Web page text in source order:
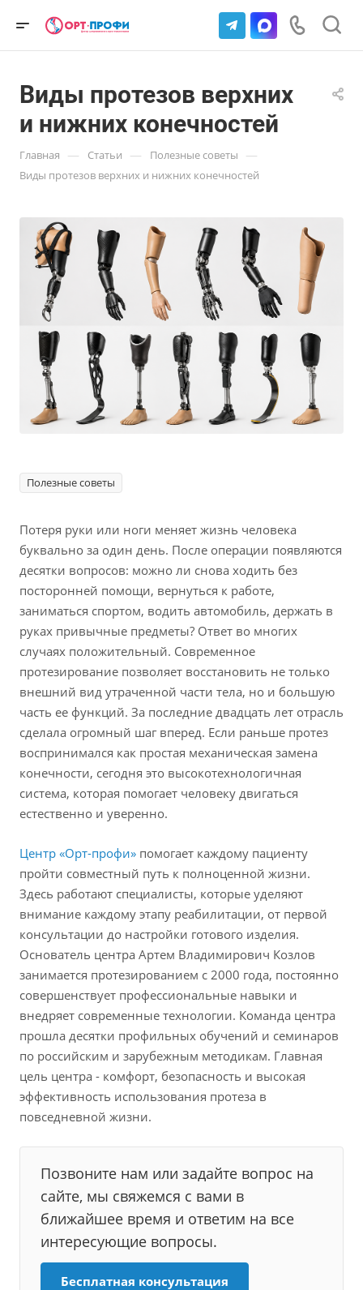
Виды протезов верхних
и нижних конечностей
Главная — Статьи — Полезные советы —
Виды протезов верхних и нижних конечностей
Полезные советы
Потеря руки или ноги меняет жизнь человека
буквально за один день. После операции появляются
десятки вопросов: можно ли снова ходить без
посторонней помощи, вернуться к работе,
заниматься спортом, водить автомобиль, держать в
руках привычные предметы? Ответ во многих
случаях положительный. Современное
протезирование позволяет восстановить не только
внешний вид утраченной части тела, но и большую
часть ее функций. За последние двадцать лет отрасль
сделала огромный шаг вперед. Если раньше протез
воспринимался как простая механическая замена
конечности, сегодня это высокотехнологичная
система, которая помогает человеку двигаться
естественно и уверенно.
Центр «Орт-профи» помогает каждому пациенту
пройти совместный путь к полноценной жизни.
Здесь работают специалисты, которые уделяют
внимание каждому этапу реабилитации, от первой
консультации до настройки готового изделия.
Основатель центра Артем Владимирович Козлов
занимается протезированием с 2000 года, постоянно
совершенствует профессиональные навыки и
внедряет современные технологии. Команда центра
прошла десятки профильных обучений и семинаров
по российским и зарубежным методикам. Главная
цель центра - комфорт, безопасность и высокая
эффективность использования протеза в
повседневной жизни.
Позвоните нам или задайте вопрос на
сайте, мы свяжемся с вами в
ближайшее время и ответим на все
интересующие вопросы.
Бесплатная консультация